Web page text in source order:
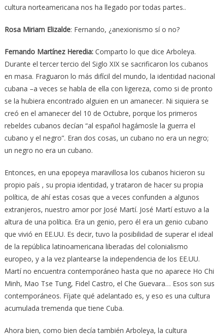
cultura norteamericana nos ha llegado por todas partes..
Rosa Miriam Elizalde: Fernando, ¿anexionismo sí o no?
Fernando Martínez Heredia:Comparto lo que dice Arboleya.
Durante el tercer tercio del Siglo XIX se sacrificaron los cubanos
en masa. Fraguaron lo más difícil del mundo, la identidad nacional
cubana –a veces se habla de ella con ligereza, como si de pronto
se la hubiera encontrado alguien en un amanecer. Ni siquiera se
creó en el amanecer del 10 de Octubre, porque los primeros
rebeldes cubanos decían “al español hagámosle la guerra el
cubano y el negro”. Eran dos cosas, un cubano no era un negro;
un negro no era un cubano.
Entonces, en una epopeya maravillosa los cubanos hicieron su
propio país , su propia identidad, y trataron de hacer su propia
política, de ahí estas cosas que a veces confunden a algunos
extranjeros, nuestro amor por José Martí. José Martí estuvo a la
altura de una política. Era un genio, pero él era un genio cubano
que vivió en EE.UU. Es decir, tuvo la posibilidad de superar el ideal
de la república latinoamericana liberadas del colonialismo
europeo, y a la vez plantearse la independencia de los EE.UU.
Martí no encuentra contemporáneo hasta que no aparece Ho Chi
Minh, Mao Tse Tung, Fidel Castro, el Che Guevara… Esos son sus
contemporáneos. Fíjate qué adelantado es, y eso es una cultura
acumulada tremenda que tiene Cuba.
Ahora bien, como bien decía también Arboleya, la cultura